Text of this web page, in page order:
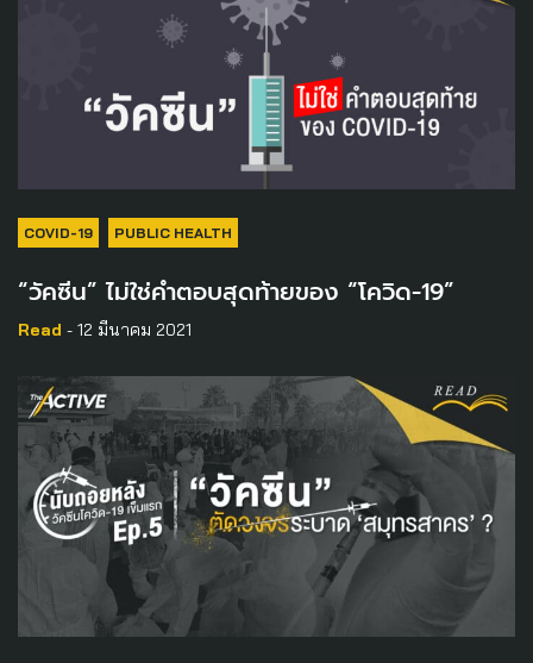
COVID-19 PUBLIC HEALTH
“วัคซีน” ไม่ใช่คำตอบสุดท้ายของ “โควิด-19”
Read - 12 มีนาคม 2021